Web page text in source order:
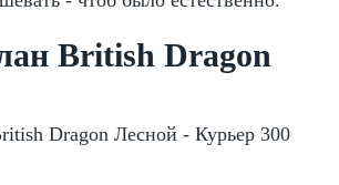
British Dragon
Dragon Лесной - Курьер 300